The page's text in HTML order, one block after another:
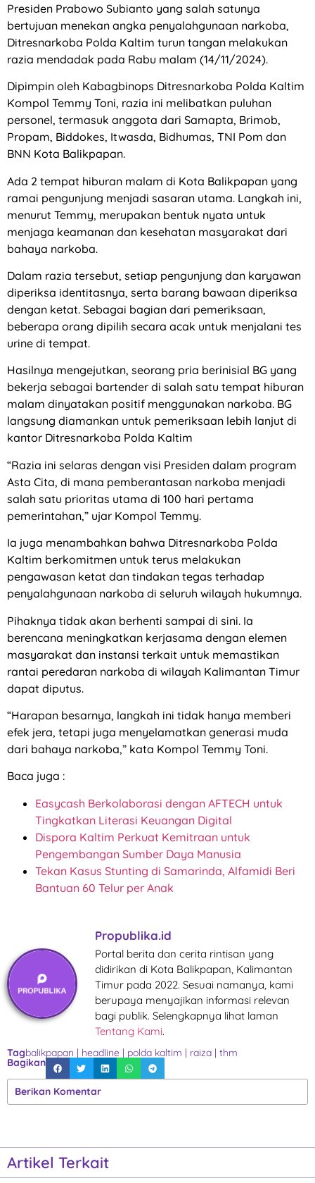
Presiden Prabowo Subianto yang salah satunya
bertujuan menekan angka penyalahgunaan narkoba,
Ditresnarkoba Polda Kaltim turun tangan melakukan
razia mendadak pada Rabu malam (14/11/2024).
Dipimpin oleh Kabagbinops Ditresnarkoba Polda Kaltim
Kompol Temmy Toni, razia ini melibatkan puluhan
personel, termasuk anggota dari Samapta, Brimob,
Propam, Biddokes, Itwasda, Bidhumas, TNI Pom dan
BNN Kota Balikpapan.
Ada 2 tempat hiburan malam di Kota Balikpapan yang
ramai pengunjung menjadi sasaran utama. Langkah ini,
menurut Temmy, merupakan bentuk nyata untuk
menjaga keamanan dan kesehatan masyarakat dari
bahaya narkoba.
Dalam razia tersebut, setiap pengunjung dan karyawan
diperiksa identitasnya, serta barang bawaan diperiksa
dengan ketat. Sebagai bagian dari pemeriksaan,
beberapa orang dipilih secara acak untuk menjalani tes
urine di tempat.
Hasilnya mengejutkan, seorang pria berinisial BG yang
bekerja sebagai bartender di salah satu tempat hiburan
malam dinyatakan positif menggunakan narkoba. BG
langsung diamankan untuk pemeriksaan lebih lanjut di
kantor Ditresnarkoba Polda Kaltim
“Razia ini selaras dengan visi Presiden dalam program
Asta Cita, di mana pemberantasan narkoba menjadi
salah satu prioritas utama di 100 hari pertama
pemerintahan,” ujar Kompol Temmy.
Ia juga menambahkan bahwa Ditresnarkoba Polda
Kaltim berkomitmen untuk terus melakukan
pengawasan ketat dan tindakan tegas terhadap
penyalahgunaan narkoba di seluruh wilayah hukumnya.
Pihaknya tidak akan berhenti sampai di sini. Ia
berencana meningkatkan kerjasama dengan elemen
masyarakat dan instansi terkait untuk memastikan
rantai peredaran narkoba di wilayah Kalimantan Timur
dapat diputus.
“Harapan besarnya, langkah ini tidak hanya memberi
efek jera, tetapi juga menyelamatkan generasi muda
dari bahaya narkoba,” kata Kompol Temmy Toni.
Baca juga :
Easycash Berkolaborasi dengan AFTECH untuk
Tingkatkan Literasi Keuangan Digital
Dispora Kaltim Perkuat Kemitraan untuk
Pengembangan Sumber Daya Manusia
Tekan Kasus Stunting di Samarinda, Alfamidi Beri
Bantuan 60 Telur per Anak
Propublika.id
Portal berita dan cerita rintisan yang
didirikan di Kota Balikpapan, Kalimantan
Timur pada 2022. Sesuai namanya, kami
berupaya menyajikan informasi relevan
bagi publik. Selengkapnya lihat laman
Tentang Kami.
Tagbalikpapan | headline | polda kaltim | raiza | thm
Bagikan
Berikan Komentar
Artikel Terkait